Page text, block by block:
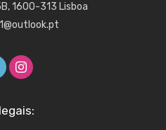
1600-313 Lisboa